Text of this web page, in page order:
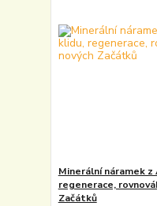
Minerální náramek
regenerace,
Začátků